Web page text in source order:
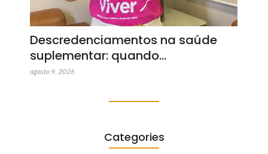
Descredenciamentos na saúde
suplementar: quando…
agosto 9, 2026
Categories